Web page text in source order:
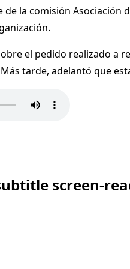
de la comisión
el pedido realizado a
tarde, adelantó que
screen-